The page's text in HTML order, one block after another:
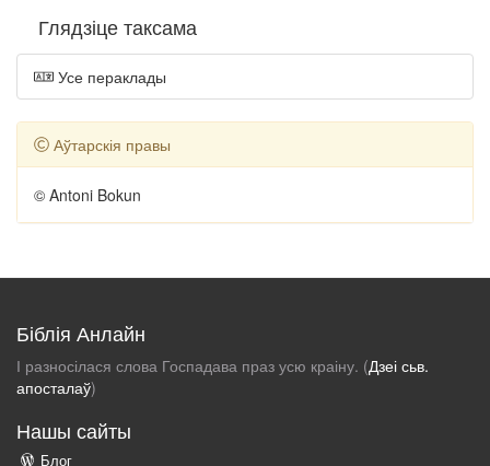
Глядзіце таксама
Усе пераклады
Аўтарскія правы
© Antoni Bokun
Біблія Анлайн
І разносілася слова Госпадава праз усю краіну. (Дзеі сьв.
апосталаў)
Нашы сайты
Блог